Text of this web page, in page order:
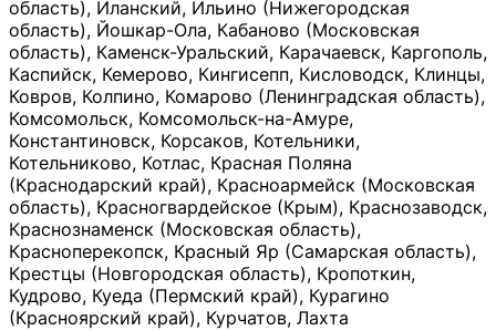
область), Иланский, Ильино (Нижегородская
область), Йошкар-Ола, Кабаново (Московская
область), Каменск-Уральский, Карачаевск, Каргополь,
Каспийск, Кемерово, Кингисепп, Кисловодск, Клинцы,
Ковров, Колпино, Комарово (Ленинградская область),
Комсомольск, Комсомольск-на-Амуре,
Константиновск, Корсаков, Котельники,
Котельниково, Котлас, Красная Поляна
(Краснодарский край), Красноармейск (Московская
область), Красногвардейское (Крым), Краснозаводск,
Краснознаменск (Московская область),
Красноперекопск, Красный Яр (Самарская область),
Крестцы (Новгородская область), Кропоткин,
Кудрово, Куеда (Пермский край), Курагино
(Красноярский край), Курчатов, Лахта